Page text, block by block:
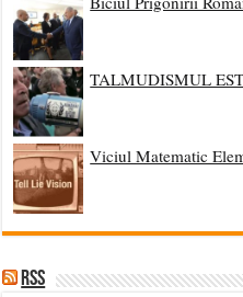
TALMUDISMUL
Viciul Matematic
RSS